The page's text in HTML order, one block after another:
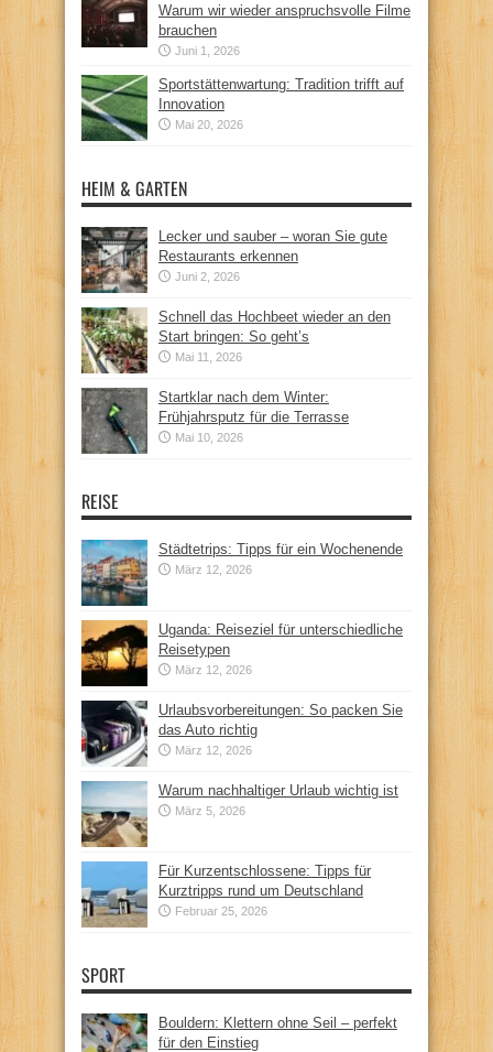
Warum wir wieder anspruchsvolle Filme
brauchen
Juni 1, 2026
Sportstättenwartung: Tradition trifft auf
Innovation
Mai 20, 2026
HEIM & GARTEN
Lecker und sauber – woran Sie gute
Restaurants erkennen
Juni 2, 2026
Schnell das Hochbeet wieder an den
Start bringen: So geht’s
Mai 11, 2026
Startklar nach dem Winter:
Frühjahrsputz für die Terrasse
Mai 10, 2026
REISE
Städtetrips: Tipps für ein Wochenende
März 12, 2026
Uganda: Reiseziel für unterschiedliche
Reisetypen
März 12, 2026
Urlaubsvorbereitungen: So packen Sie
das Auto richtig
März 12, 2026
Warum nachhaltiger Urlaub wichtig ist
März 5, 2026
Für Kurzentschlossene: Tipps für
Kurztripps rund um Deutschland
Februar 25, 2026
SPORT
Bouldern: Klettern ohne Seil – perfekt
für den Einstieg